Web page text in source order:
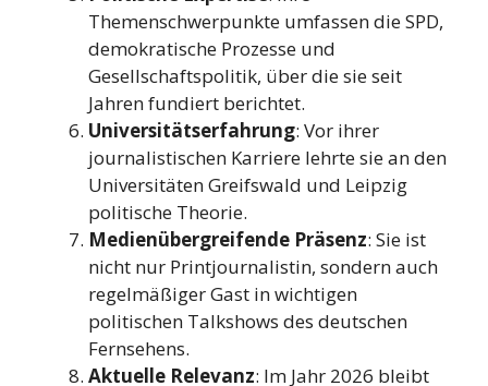
Themenschwerpunkte umfassen die SPD,
demokratische Prozesse und
Gesellschaftspolitik, über die sie seit
Jahren fundiert berichtet.
Universitätserfahrung: Vor ihrer
journalistischen Karriere lehrte sie an den
Universitäten Greifswald und Leipzig
politische Theorie.
Medienübergreifende Präsenz: Sie ist
nicht nur Printjournalistin, sondern auch
regelmäßiger Gast in wichtigen
politischen Talkshows des deutschen
Fernsehens.
Aktuelle Relevanz: Im Jahr 2026 bleibt